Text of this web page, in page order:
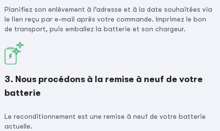
Planifiez son enlèvement à l’adresse et à la date souhaitées via
le lien reçu par e-mail après votre commande. Imprimez le bon
de transport, puis emballez la batterie et son chargeur.
3. Nous procédons à la remise à neuf de votre
batterie
Le reconditionnement est une remise à neuf de votre batterie
actuelle.